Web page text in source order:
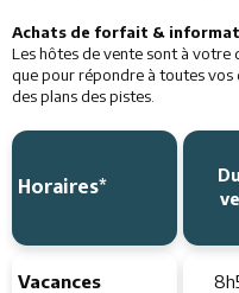
Achats de forfait &
Les hôtes de vente sont à
que pour répondre à toutes
des plans des pistes.
Horaires*
Vacances